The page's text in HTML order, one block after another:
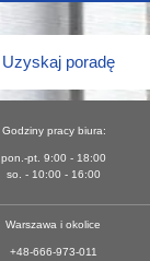
Uzyskaj poradę
Godziny pracy biura:
pon.-pt. 9:00 - 18:00
so. - 10:00 - 16:00
Warszawa i okolice
+48-666-973-011